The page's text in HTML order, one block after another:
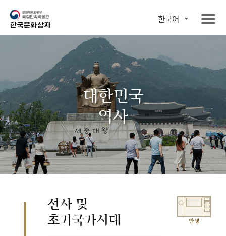
한국어
대한민국
역사
안녕
선사 및
초기국가시대